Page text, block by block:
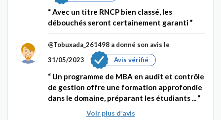
Avec un titre RNCP bien classé, les
débouchés seront certainement garanti
@Tobuxada_261498 a donné son avis le
31/05/2023
Avis vérifié
Un programme de MBA en audit et contrôle
de gestion offre une formation approfondie
dans le domaine, préparant les étudiants ...
Voir plus d’avis